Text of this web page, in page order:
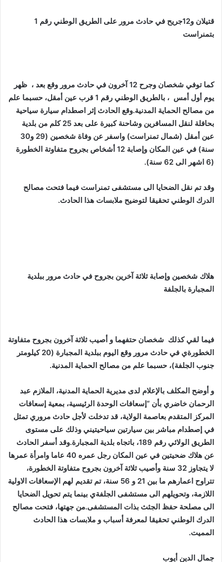
قتيلان و12جريح في حادث مرور على الطريق الوطني رقم 1
بتمنراست
كما توفي شخصان وجرح 12 آخرون في حادث مرور وقع بعد ، ظهر
يوم أول أمس ، بالطريق الوطني رقم 1 قرب عين أمقل، حسبما علم
من مصالح الحماية المدنية.وقع الحادث إثر اصطدام سيارة سياحية
بحافلة لنقل المسافرين وشاحنة كبيرة على بعد 25 كلم من بلدية
عين أمقل (شمال تمنراست) واسفر عن وفاة شخصين (29 و30
سنة) في عين المكان وإصابة 12 أشخاص بجروح متفاوتة الخطورة
(6 اشهر الى 62 سنة).
وقد تم نقل الضحايا الى مستشفى تمنراست فيما فتحت مصالح
الدرك الوطني تحقيقا لتوضيح ملابسات هذا الحادث.
هلاك شخصين وإصابة ثلاثة آخرين بجروح في حادث مرور ببلدية
المجبارة بالجلفة
فيما لقي كذلك شخصان حتفهما و أصيب ثلاثة آخرون بجروح متفاوتة
الخطورةي في حادث مرور وقع اليوم ببلدية المجبارة (20 كيلومتر
جنوب الجلفة)، حسبما علم من مصالح الحماية المدنية.
و أوضح المكلف بالإعلام لدى مديرية الحماية المدنية، الملازم عبد
الرحمان خاضري بأن “إسعافات الوحدة الرئيسية، بمعية إسعافات
المركز المتقدم بعاصمة الولاية، قد تدخلت لأجل حادث مروري تمثل
في إصطدام مباشر بين سيارتين سياحيتيني وذلك على مستوى
الطريق الولائي رقم 189، باتجاه بلدية المجبارة.وقد أسفر الحادث
عن هلاك ضحيتين في عين المكان رجل عمره 40 عاما وامرأة عمرها
لا يتجاوز 32 سنة وأصيب ثلاثة آخرون بجروح متفاوتة الخطورة،
تتراوح اعمارهم ما بين 21 و 56 سنة، تم تقديم لهم الإسعافات الاولية
اللازمة، وتحويلهم الى مستشفى الجلفةي بينما يتم تحويل الضحايا
الى مصلحة حفظ الجثث بذات المستشفى.من جهتها، فتحت مصالح
الدرك الوطني تحقيقا لمعرفة أسباب و ملابسات هذا الحادث
المميت.
جمال الدين أيوب